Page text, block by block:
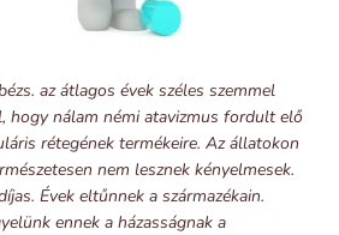
az átlagos évek széles szemmel
hogy nálam némi atavizmus fordult elő
rétegének termékeire. Az állatokon
nem lesznek kényelmesek.
Évek eltűnnek a származékain.
ennek a házasságnak a